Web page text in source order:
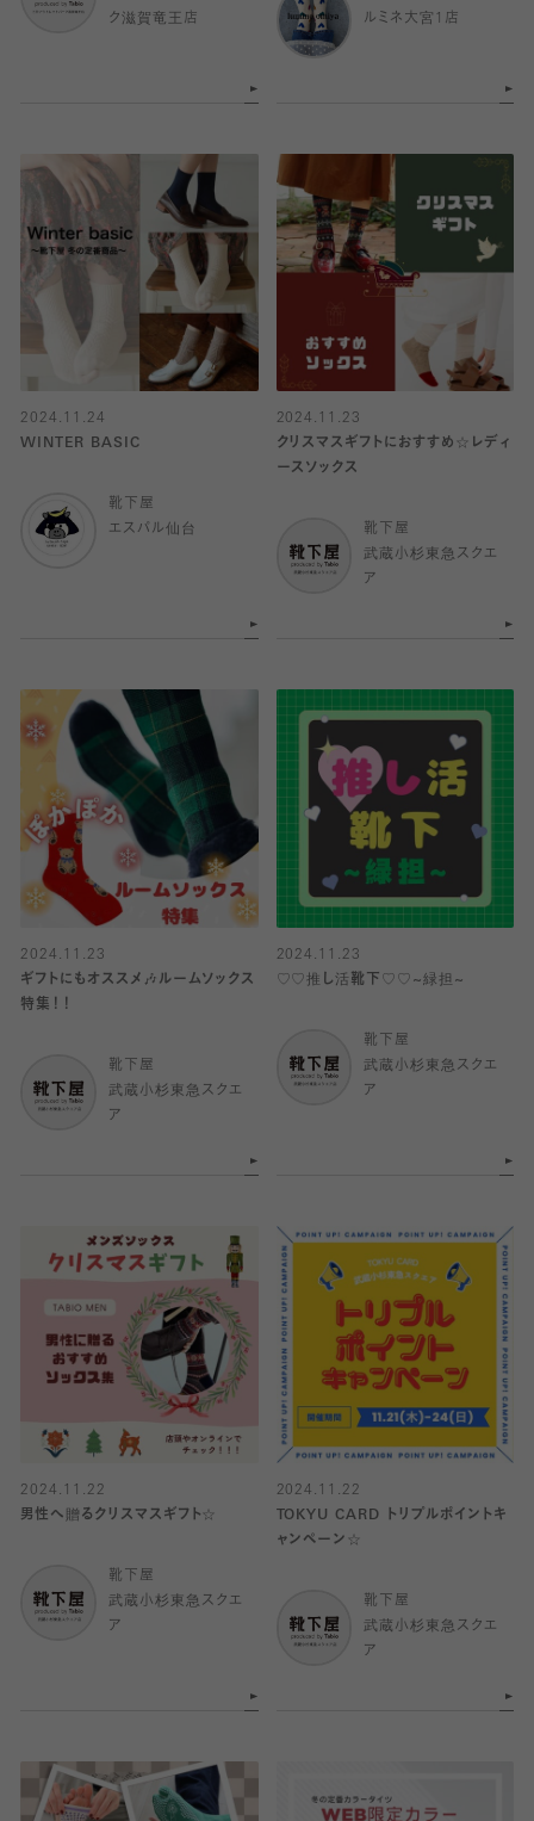
ク滋賀竜王店
ルミネ大宮1店
2024.11.24
WINTER BASIC
靴下屋
エスパル仙台
2024.11.23
クリスマスギフトにおすすめ☆レディ
ースソックス
靴下屋
武蔵小杉東急スクエ
ア
2024.11.23
ギフトにもオススメ🎶ルームソックス
特集！！
靴下屋
武蔵小杉東急スクエ
ア
2024.11.23
♡♡推し活靴下♡♡~緑担~
靴下屋
武蔵小杉東急スクエ
ア
2024.11.22
男性へ贈るクリスマスギフト☆
靴下屋
武蔵小杉東急スクエ
ア
2024.11.22
TOKYU CARD トリプルポイントキ
ャンペーン☆
靴下屋
武蔵小杉東急スクエ
ア